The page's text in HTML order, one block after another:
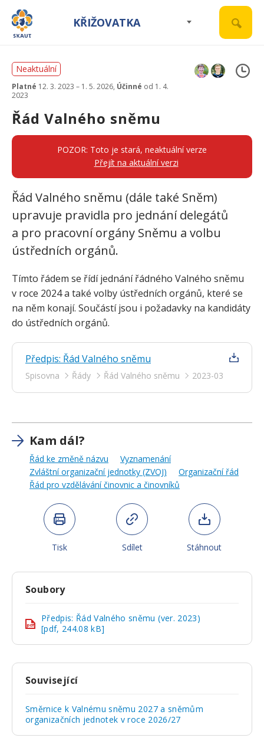
KŘIŽOVATKA
Neaktuální
Platné 12. 3. 2023 – 1. 5. 2026, Účinné od 1. 4.
2023
Řád Valného sněmu
POZOR: Toto je stará, neaktuální verze
Přejít na aktuální verzi
Řád Valného sněmu (dále také Sněm)
upravuje pravidla pro jednání delegátů
a pro pracovní orgány Sněmu a volbu
ústředních orgánů.
Tímto řádem se řídí jednání řádného Valného sněmu
v roce 2024 a také volby ústředních orgánů, které se
na něm konají. Součástí jsou i požadavky na kandidáty
do ústředních orgánů.
Předpis: Řád Valného sněmu
Spisovna Řády Řád Valného sněmu 2023-03
Kam dál?
Řád ke změně názvu
Vyznamenání
Zvláštní organizační jednotky (ZVOJ)
Organizační řád
Řád pro vzdělávání činovnic a činovníků
Tisk Sdílet Stáhnout
Soubory
pdf
Předpis: Řád Valného sněmu (ver. 2023)
[pdf, 244.08 kB]
Související
Směrnice k Valnému sněmu 2027 a sněmům
organizačních jednotek v roce 2026/27